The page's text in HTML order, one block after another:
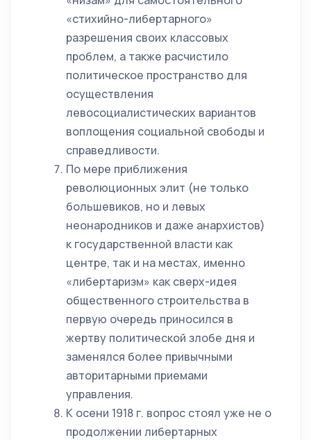
«стихийно-либертарного»
разрешения своих классовых
проблем, а также расчистило
политическое пространство для
осуществления
левосоциалистических вариантов
воплощения социальной свободы и
справедливости.
По мере приближения
революционных элит (не только
большевиков, но и левых
неонародников и даже анархистов)
к государственной власти как
центре, так и на местах, именно
«либертаризм» как сверх-идея
общественного строительства в
первую очередь приносился в
жертву политической злобе дня и
заменялся более привычными
авторитарными приемами
управления.
К осени 1918 г. вопрос стоял уже не о
продолжении либертарных